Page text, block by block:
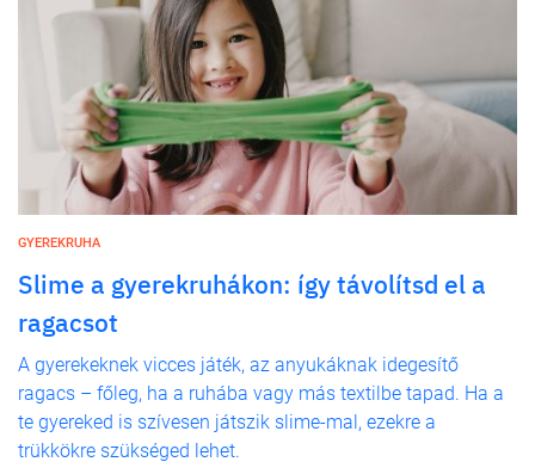
GYEREKRUHA
Slime a gyerekruhákon: így távolítsd el a
ragacsot
A gyerekeknek vicces játék, az anyukáknak idegesítő
ragacs – főleg, ha a ruhába vagy más textilbe tapad. Ha a
te gyereked is szívesen játszik slime-mal, ezekre a
trükkökre szükséged lehet.